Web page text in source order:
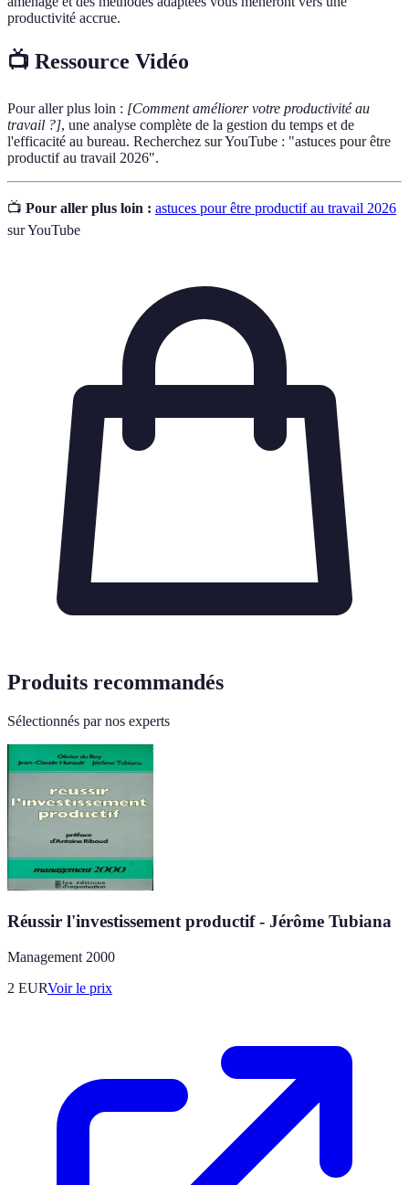
productivité accrue.
📺 Ressource Vidéo
Pour aller plus loin : [Comment améliorer votre productivité au
travail ?], une analyse complète de la gestion du temps et de
l'efficacité au bureau. Recherchez sur YouTube : "astuces pour être
productif au travail 2026".
📺 Pour aller plus loin : astuces pour être productif au travail 2026
sur YouTube
Produits recommandés
Sélectionnés par nos experts
Réussir l'investissement productif - Jérôme Tubiana
Management 2000
2 EURVoir le prix